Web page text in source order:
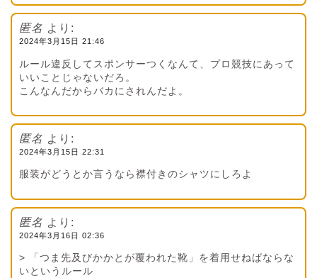
匿名 より:
2024年3月15日 21:46
ルール違反してスポンサーつくなんて、プロ競技にあって
いいことじゃないだろ。
こんなんだからバカにされんだよ。
匿名 より:
2024年3月15日 22:31
服装がどうとか言うなら襟付きのシャツにしろよ
匿名 より:
2024年3月16日 02:36
> 「つま先及びかかとが覆われた靴」を着用せねばならな
いというルール